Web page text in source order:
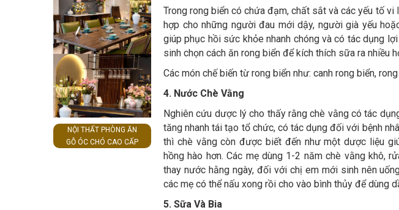
Trong rong biển có chứa đạm, chất sắt và các yếu tố
hợp cho những người đau mới dậy, người già yếu
giúp phục hồi sức khỏe nhanh chóng và có tác dụng
sinh chọn cách ăn rong biển để kích thích sữa ra nhiều
Các món chế biến từ rong biển như: canh rong biển,
4. Nước Chè Vằng
Nghiên cứu dược lý cho thấy rằng chè vằng có tác
tăng nhanh tái tạo tổ chức, có tác dụng đối với bệnh
thì chè vằng còn được biết đến như một dược liệu
hồng hào hơn. Các mẹ dùng 1-2 năm chè vằng khô,
thay nước hằng ngày, đối với chị em mới sinh nên
các mẹ có thể nấu xong rồi cho vào bình thủy để dùng
5. Sữa Và Bia
bóng và trắng hồng.
đoạn dậy thì và mãn
kinh. Chu kỳ kinh
nguyệt xảy ra hằng
tháng dưới sự điều
khiển của hệ hormone
sinh dục. Để hiểu rõ
hơn kinh nguyệt là gì?
Cơ chế hoạt động của
chu kỳ kinh nguyệt ở
nữ giới. Hãy cùng
Thuocthang.com.vn
NỘI THẤT PHÒNG ĂN
GỖ ÓC CHÓ CAO CẤP